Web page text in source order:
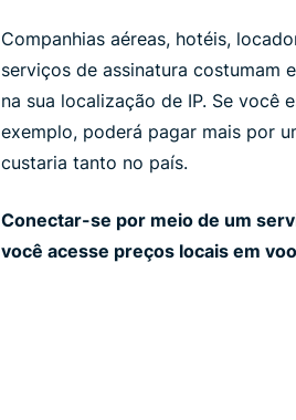
Companhias aéreas, hotéis,
serviços de assinatura costumam
na sua localização de IP. Se você
exemplo, poderá pagar mais por
custaria tanto no país.
Conectar-se por meio de um
você acesse preços locais em